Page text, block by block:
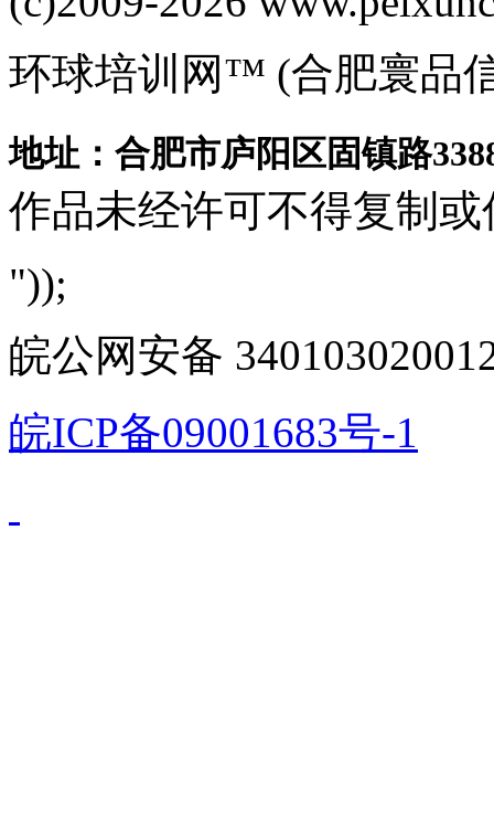
环球培训网™ (合肥寰品
地址：合肥市庐阳区固镇路
作品未经许可不得复制或
"));
皖公网安备
皖ICP备09001683号-1